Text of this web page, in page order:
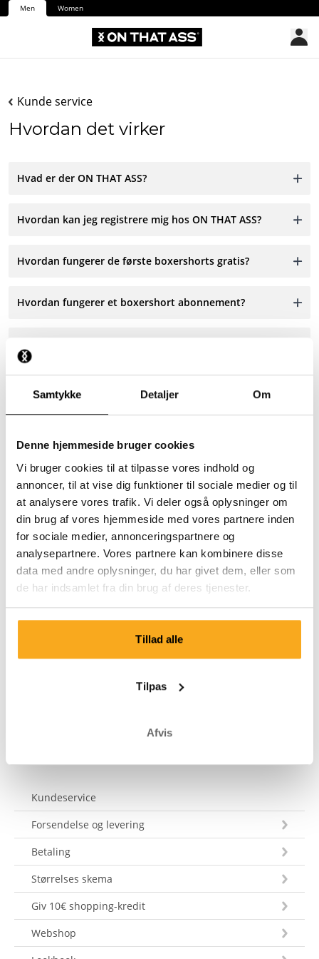
Samtykke Detaljer Om
Denne hjemmeside bruger cookies
Vi bruger cookies til at tilpasse vores indhold og
annoncer, til at vise dig funktioner til sociale medier og til
at analysere vores trafik. Vi deler også oplysninger om
din brug af vores hjemmeside med vores partnere inden
for sociale medier, annonceringspartnere og
analysepartnere. Vores partnere kan kombinere disse
data med andre oplysninger, du har givet dem, eller som
de har indsamlet fra din brug af deres tjenester.
Tillad alle
Tilpas
Afvis
Men Women
Kunde service
Hvordan det virker
Hvad er der ON THAT ASS?
Hvordan kan jeg registrere mig hos ON THAT ASS?
Hvordan fungerer de første boxershorts gratis?
Hvordan fungerer et boxershort abonnement?
adresse?
Hvorfor er levering ikke mulig på min adresse?
Kontakt os
Vi er klar til at hjælpe dig 24/7! Brug vores chatbot for at
få et hurtigt svar. Klik på 'Kontakt os', vælg din
medlemskabstype, og stil dit spørgsmål. Du kan også
kontakte os på hello-uk@onthatass.com. Vi bestræber
os på at besvare dit spørgsmål inden for 3 hverdage.
Kundeservice
Forsendelse og levering
Betaling
Størrelses skema
Giv 10€ shopping-kredit
Webshop